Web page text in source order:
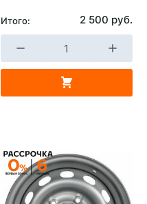
Итого: 2 500 руб.